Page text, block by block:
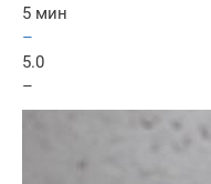
5 мин
–
5.0
–